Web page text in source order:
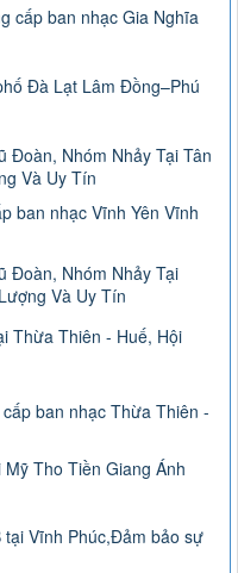
cấp ban nhạc Gia Nghĩa
Đà Lạt Lâm Đồng–Phú
Đoàn, Nhóm Nhảy Tại Tân
Và Uy Tín
ban nhạc Vĩnh Yên Vĩnh
Đoàn, Nhóm Nhảy Tại
Và Uy Tín
Thừa Thiên - Huế, Hội
ban nhạc Thừa Thiên -
Tho Tiền Giang Ánh
tại Vĩnh Phúc,Đảm bảo sự